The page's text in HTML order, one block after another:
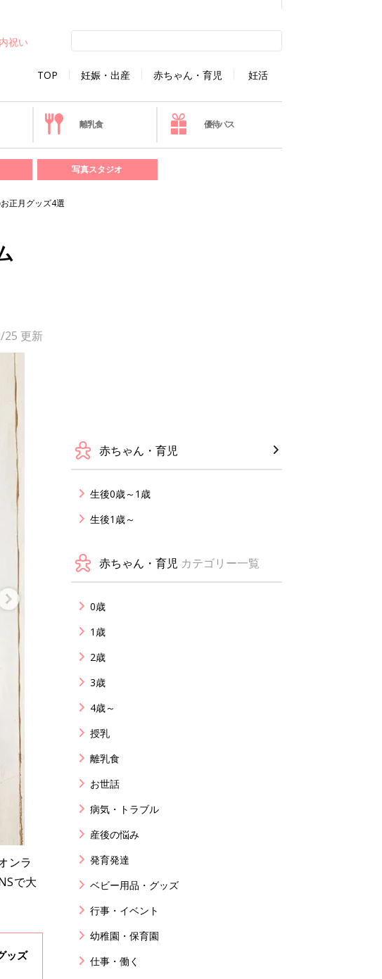
TOP 妊娠・出産 赤ちゃん・育児 妊活
内祝い
離乳食 優待パス
写真スタジオ
正月グッズ4選
25 更新
ンラ
で大
ッズ
赤ちゃん・育児
生後0歳～1歳
生後1歳～
赤ちゃん・育児 カテゴリー一覧
0歳
1歳
2歳
3歳
4歳～
授乳
離乳食
お世話
病気・トラブル
産後の悩み
発育発達
ベビー用品・グッズ
行事・イベント
幼稚園・保育園
仕事・働く